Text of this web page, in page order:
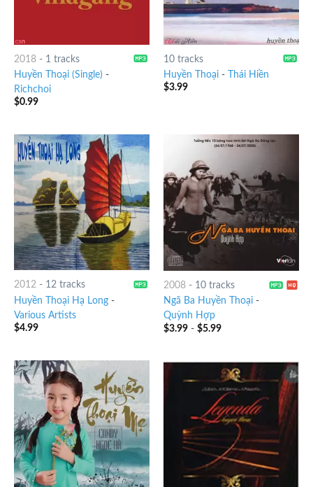
2018- 1 tracks
Huyền Thoại (Single) -
Richchoi
$0.99
10 tracks
Huyền Thoại-
Thái Hiền
$3.99
2012- 12 tracks
Huyền Thoại Hạ Long-
Various Artists
$4.99
2008- 10 tracks
Ngã Ba Huyền Thoại-
Quỳnh Hợp
$3.99- $5.99